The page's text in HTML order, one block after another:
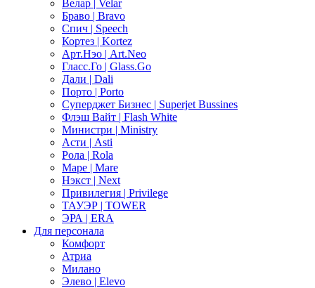
Велар | Velar
Браво | Bravo
Спич | Speech
Кортез | Kortez
Арт.Нэо | Art.Neo
Гласс.Го | Glass.Go
Дали | Dali
Порто | Porto
Суперджет Бизнес | Superjet Bussines
Флэш Вайт | Flash White
Министри | Ministry
Асти | Asti
Рола | Rola
Маре | Mare
Нэкст | Next
Привилегия | Privilege
ТАУЭР | TOWER
ЭРА | ERA
Для персонала
Комфорт
Атриа
Милано
Элево | Elevo